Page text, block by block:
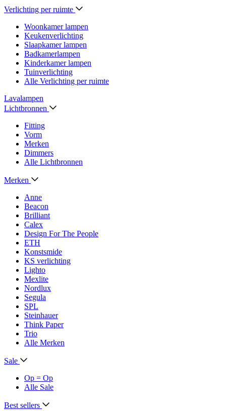
Verlichting per ruimte
Woonkamer lampen
Keukenverlichting
Slaapkamer lampen
Badkamerlampen
Kinderkamer lampen
Tuinverlichting
Alle Verlichting per ruimte
Lavalampen
Lichtbronnen
Fitting
Vorm
Merken
Dimmers
Alle Lichtbronnen
Merken
Anne
Beacon
Brilliant
Calex
Design For The People
ETH
Konstsmide
KS verlichting
Lighto
Mexlite
Nordlux
Segula
SPL
Steinhauer
Think Paper
Trio
Alle Merken
Sale
Op = Op
Alle Sale
Best sellers